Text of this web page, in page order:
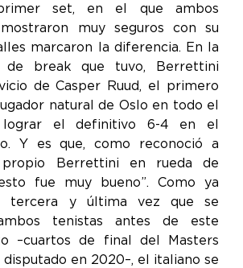
set, en el que ambos
muy seguros con su
marcaron la diferencia. En la
de break que tuvo, Berrettini
de Casper Ruud, el primero
natural de Oslo en todo el
lograr el definitivo 6-4 en el
Y es que, como reconoció a
Berrettini en rueda de
fue muy bueno”. Como ya
tercera y última vez que se
tenistas antes de este
–cuartos de final del Masters
disputado en 2020–, el italiano se